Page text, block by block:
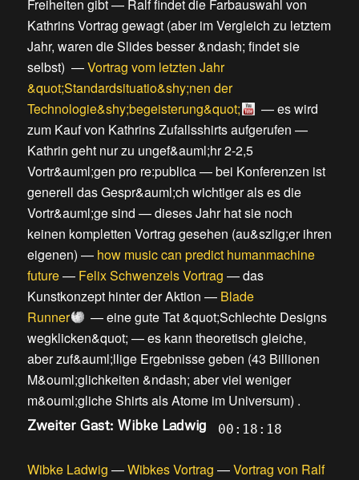
Freiheiten gibt— Ralf findet die Farbauswahl von
Kathrins Vortrag gewagt(aber im Vergleich zu letztem
Jahr, waren die Slides besser &ndash; findet sie
selbst) —Vortrag vom letzten Jahr
&quot;Standardsituatio&shy;nen der
Technologie&shy;begeisterung&quot;
—es wird
zum Kauf von Kathrins Zufallsshirts aufgerufen —
Kathrin geht nur zu ungef&auml;hr 2-2,5
Vortr&auml;gen pro re:publica—bei Konferenzen ist
generell das Gespr&auml;ch wichtiger als es die
Vortr&auml;ge sind —dieses Jahr hat sie noch
keinen kompletten Vortrag gesehen (au&szlig;er ihren
eigenen) — how music can predict humanmachine
future— Felix Schwenzels Vortrag —das
Kunstkonzept hinter der Aktion — Blade
Runner
—eine gute Tat &quot;Schlechte Designs
wegklicken&quot; —es kann theoretisch gleiche,
aber zuf&auml;llige Ergebnisse geben (43 Billionen
M&ouml;glichkeiten &ndash; aber viel weniger
m&ouml;gliche Shirts als Atome im Universum) .
Zweiter Gast: Wibke Ladwig 00:18:18
Wibke Ladwig —Wibkes Vortrag —Vortrag von Ralf